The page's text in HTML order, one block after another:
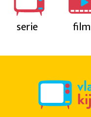
serie film